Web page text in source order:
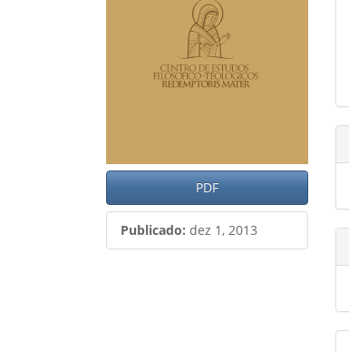
PDF
Publicado: dez 1, 2013